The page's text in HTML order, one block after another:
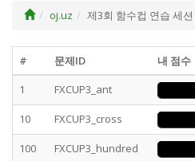
oj.uz 제3회 함수컵 연습 세션
# 문제ID 내 점수
1
FXCUP3_ant
10 FXCUP3_cross
100 FXCUP3_hundred